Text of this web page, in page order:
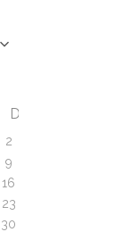
D
2
9
16
23
30